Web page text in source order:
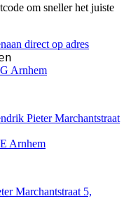
om sneller het juiste
direct op adres
Arnhem
Pieter Marchantstraat
Arnhem
Marchantstraat 5,